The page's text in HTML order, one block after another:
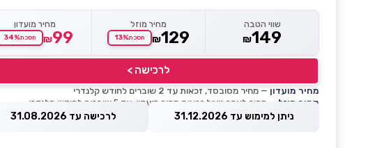
שווי הטבה
₪149
מחיר מוזל
₪129 חסכת13%
מחיר מועדון
₪99 חסכת34%
לרכישה >
מחיר מועדון — מחיר מסובסד, זכאות עד 2 שוברים לחודש קלנדרי
מחיר מוזל — מחיר לאחר ניצול זכאות מחיר מועדון, עד 5 שוברים לחודש קלנדרי
ניתן למימוש עד 31.12.2026 לרכישה עד 31.08.2026